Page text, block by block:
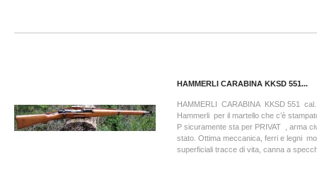
HAMMERLI CARABINA KKSD 551...
HAMMERLI CARABINA KKSD 551
Hammerli per il martello che c’è
P sicuramente sta per PRIVAT , arma
stato. Ottima meccanica, ferri e legni
superficiali tracce di vita, canna a